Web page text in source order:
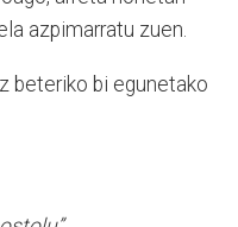
azpimarratu zuen.
beteriko bi egunetako